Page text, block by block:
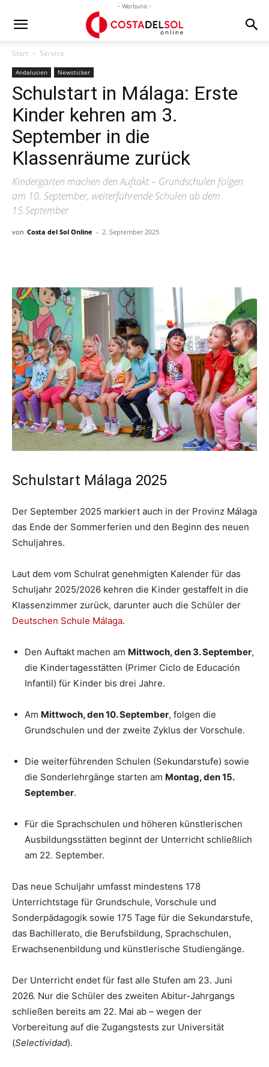
- Werbung -
Start Service
Andalusien Newsticker
Schulstart in Málaga: Erste
Kinder kehren am 3.
September in die
Klassenräume zurück
Kindergärten machen den Auftakt – Grundschulen folgen
am 10. September, weiterführende Schulen ab dem
15.September
von Costa del Sol Online - 2. September 2025
Schulstart Málaga 2025
Der September 2025 markiert auch in der Provinz Málaga
das Ende der Sommerferien und den Beginn des neuen
Schuljahres.
Laut dem vom Schulrat genehmigten Kalender für das
Schuljahr 2025/2026 kehren die Kinder gestaffelt in die
Klassenzimmer zurück, darunter auch die Schüler der
Deutschen Schule Málaga.
Den Auftakt machen am Mittwoch, den 3. September,
die Kindertagesstätten (Primer Ciclo de Educación
Infantil) für Kinder bis drei Jahre.
Am Mittwoch, den 10. September, folgen die
Grundschulen und der zweite Zyklus der Vorschule.
Die weiterführenden Schulen (Sekundarstufe) sowie
die Sonderlehrgänge starten am Montag, den 15.
September.
Für die Sprachschulen und höheren künstlerischen
Ausbildungsstätten beginnt der Unterricht schließlich
am 22. September.
Das neue Schuljahr umfasst mindestens 178
Unterrichtstage für Grundschule, Vorschule und
Sonderpädagogik sowie 175 Tage für die Sekundarstufe,
das Bachillerato, die Berufsbildung, Sprachschulen,
Erwachsenenbildung und künstlerische Studiengänge.
Der Unterricht endet für fast alle Stufen am 23. Juni
2026. Nur die Schüler des zweiten Abitur-Jahrgangs
schließen bereits am 22. Mai ab – wegen der
Vorbereitung auf die Zugangstests zur Universität
(Selectividad).